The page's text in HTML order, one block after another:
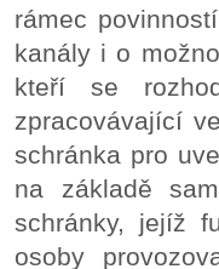
rámec
kanály i o
kteří se
zpracovávající
schránka pro
na základě
schránky, jejíž
osoby